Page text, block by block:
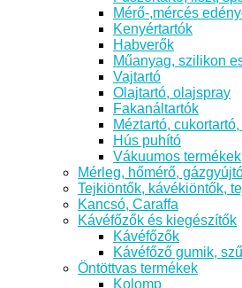
Mérő-,mércés
Kenyértartók
Habverők
Műanyag, szilikon
Vajtartó
Olajtartó, olajspray
Fakanáltartók
Méztartó,
Hús puhító
Vákuumos termékek
Mérleg, hőmérő,
Tejkiöntők, kávékiöntők,
Kancsó, Caraffa
Kávéfőzők és kiegészítők
Kávéfőzők
Kávéfőző gumik,
Öntöttvas termékek
Kolomp